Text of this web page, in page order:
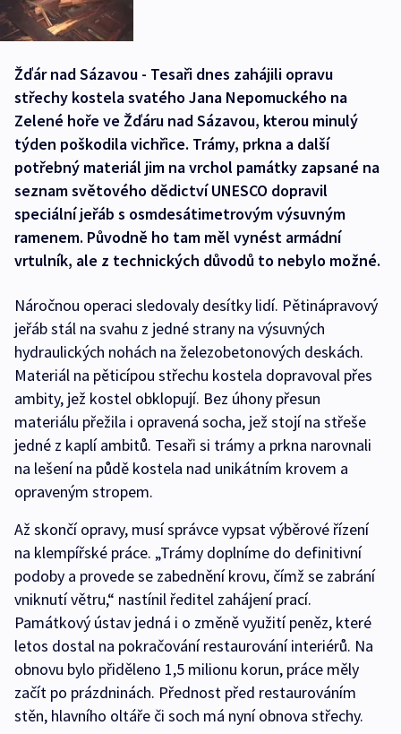
Žďár nad Sázavou - Tesaři dnes zahájili opravu
střechy kostela svatého Jana Nepomuckého na
Zelené hoře ve Žďáru nad Sázavou, kterou minulý
týden poškodila vichřice. Trámy, prkna a další
potřebný materiál jim na vrchol památky zapsané na
seznam světového dědictví UNESCO dopravil
speciální jeřáb s osmdesátimetrovým výsuvným
ramenem. Původně ho tam měl vynést armádní
vrtulník, ale z technických důvodů to nebylo možné.
Náročnou operaci sledovaly desítky lidí. Pětinápravový
jeřáb stál na svahu z jedné strany na výsuvných
hydraulických nohách na železobetonových deskách.
Materiál na pěticípou střechu kostela dopravoval přes
ambity, jež kostel obklopují. Bez úhony přesun
materiálu přežila i opravená socha, jež stojí na střeše
jedné z kaplí ambitů. Tesaři si trámy a prkna narovnali
na lešení na půdě kostela nad unikátním krovem a
opraveným stropem.
Až skončí opravy, musí správce vypsat výběrové řízení
na klempířské práce. „Trámy doplníme do definitivní
podoby a provede se zabednění krovu, čímž se zabrání
vniknutí větru,“ nastínil ředitel zahájení prací.
Památkový ústav jedná i o změně využití peněz, které
letos dostal na pokračování restaurování interiérů. Na
obnovu bylo přiděleno 1,5 milionu korun, práce měly
začít po prázdninách. Přednost před restaurováním
stěn, hlavního oltáře či soch má nyní obnova střechy.